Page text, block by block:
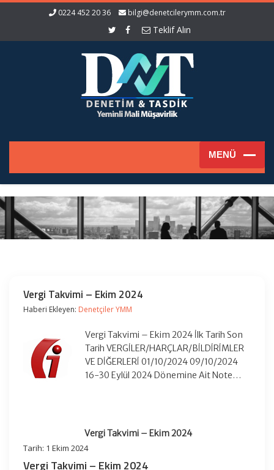
0224 452 20 36 bilgi@denetcilerymm.com.tr
Teklif Alın
Vergi Takvimi – Ekim 2024
Haberi Ekleyen: Denetçiler YMM
Vergi Takvimi – Ekim 2024 İlk Tarih Son
Tarih VERGİLER/HARÇLAR/BİLDİRİMLER
VE DİĞERLERİ 01/10/2024 09/10/2024
16-30 Eylül 2024 Dönemine Ait Note…
Vergi Takvimi – Ekim 2024
Tarih: 1 Ekim 2024
Vergi Takvimi – Ekim 2024